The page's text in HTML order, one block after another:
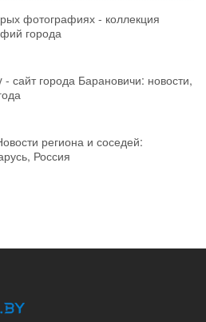
фотографиях - коллекция
города
сайт города Барановичи: новости,
региона и соседей:
Россия